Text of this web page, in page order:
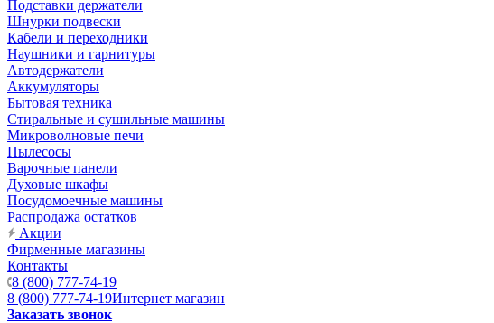
Подставки держатели
Шнурки подвески
Кабели и переходники
Наушники и гарнитуры
Автодержатели
Аккумуляторы
Бытовая техника
Стиральные и сушильные машины
Микроволновые печи
Пылесосы
Варочные панели
Духовые шкафы
Посудомоечные машины
Распродажа остатков
Акции
Фирменные магазины
Контакты
8 (800) 777-74-19
8 (800) 777-74-19Интернет магазин
Заказать звонок